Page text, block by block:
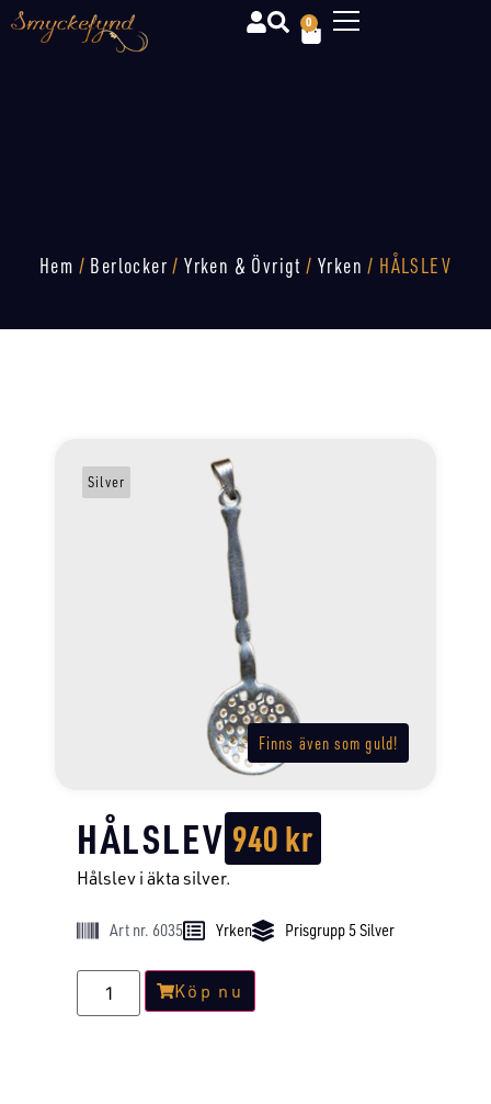
0
Hem / Berlocker /Yrken & Övrigt / Yrken / HÅLSLEV
Finns även som guld!
Silver
HÅLSLEV 940kr
Hålslev i äkta silver.
Art nr. 6035 Yrken Prisgrupp 5 Silver
Köp nu